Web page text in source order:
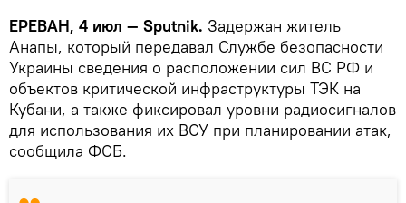
ЕРЕВАН, 4 июл — Sputnik. Задержан житель
Анапы, который передавал Службе безопасности
Украины сведения о расположении сил ВС РФ и
объектов критической инфраструктуры ТЭК на
Кубани, а также фиксировал уровни радиосигналов
для использования их ВСУ при планировании атак,
сообщила ФСБ.